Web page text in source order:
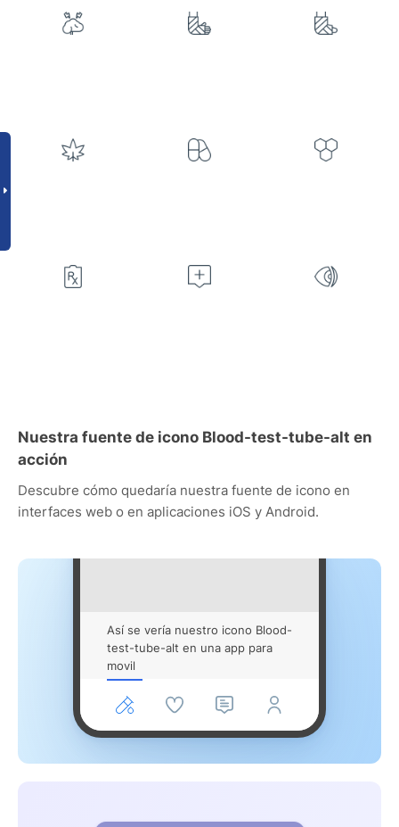
Nuestra fuente de icono Blood-test-tube-alt en
acción
Descubre cómo quedaría nuestra fuente de icono en
interfaces web o en aplicaciones iOS y Android.
Así se vería nuestro icono Blood-
test-tube-alt en una app para
movil